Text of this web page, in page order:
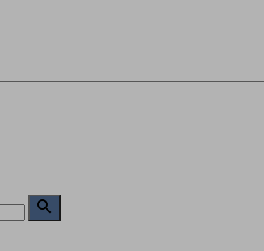

Search